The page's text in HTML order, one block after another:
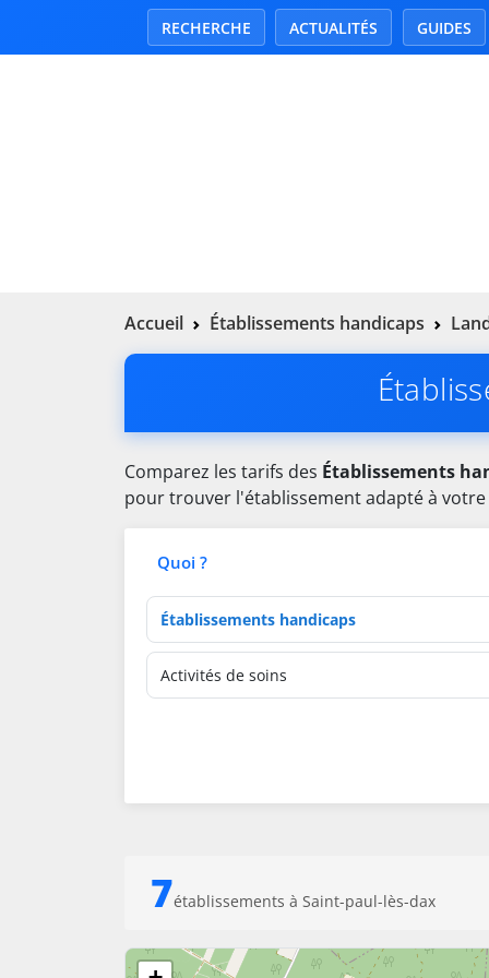
RECHERCHE ACTUALITÉS GUIDES
Accueil Établissements handicaps
Comparez les tarifs des Établissements
pour trouver l'établissement adapté à
Quoi ?
Type d'établissement
Activités de soins
7établissements à Saint-paul-lès-dax